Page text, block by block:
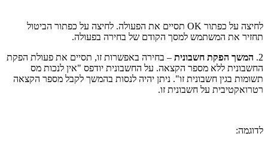
לחיצה על כפתור OK תסיים את הפעולה. לחיצה על כפתור הביטול
תחזיר את המשתמש למסך הקודם של בחירה בפעולה.
2. המשך הפקת חשבונית – בחירה באפשרות זו, תסיים את פעולת הפקת
החשבונית ללא מספר הקצאה. על החשבונית יודפס "אין לנכות מס
תשומות בגין חשבונית זו". ניתן יהיה לנסות בהמשך לקבל מספר הקצאה
רטרואקטיבית על חשבונית זו.
לדוגמה: